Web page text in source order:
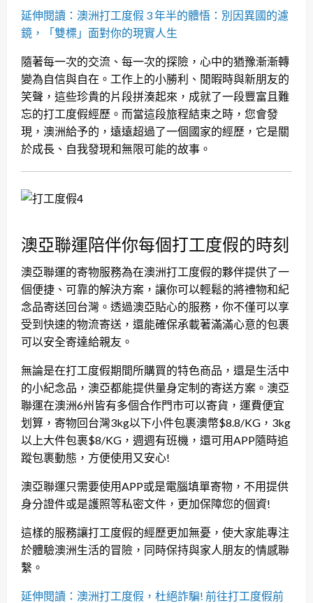
延伸閱讀：澳洲打工度假 3 年半的體悟：別因異國的濾
鏡，「雙標」面對你的現實人生
隨著每一次的交流、每一次的探險，心中的猶豫漸漸轉
變為自信與自在。工作上的小勝利、閒暇時與新朋友的
笑聲，這些珍貴的片段拼湊起來，成就了一段豐富且難
忘的打工度假經歷。而當這段旅程結束之時，您會發
現，澳洲給予的，遠遠超過了一個國家的經歷，它是關
於成長、自我發現和無限可能的故事。
澳亞聯運陪伴你每個打工度假的時刻
澳亞聯運的寄物服務為在澳洲打工度假的夥伴提供了一
個便捷、可靠的解決方案，讓你可以輕鬆的將禮物和紀
念品寄送回台灣。透過澳亞貼心的服務，你不僅可以享
受到快速的物流寄送，還能確保承載著滿滿心意的包裹
可以安全寄達給親友。
無論是在打工度假期間所購買的特色商品，還是生活中
的小紀念品，澳亞都能提供量身定制的寄送方案。澳亞
聯運在澳洲6州皆有多個合作門市可以寄貨，運費便宜
划算，寄物回台灣3kg以下小件包裹澳幣$8.8/KG，3kg
以上大件包裹$8/KG，週週有班機，還可用APP隨時追
蹤包裹動態，方便使用又安心!
澳亞聯運只需要使用APP或是電腦填單寄物，不用提供
身分證件或是護照等私密文件，更加保障您的個資!
這樣的服務讓打工度假的經歷更加無憂，使大家能專注
於體驗澳洲生活的冒險，同時保持與家人朋友的情感聯
繫。
延伸閱讀：澳洲打工度假，杜絕詐騙! 前往打工度假前